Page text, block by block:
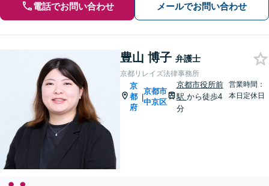
電話でお問い合わせ メールでお問い合わせ
豊山 博子 弁護士
京都リレイズ法律事務所
京
都
府
|
京都市
中京区
京都市役所前
駅 から徒歩4
分
営業時間：
本日定休日